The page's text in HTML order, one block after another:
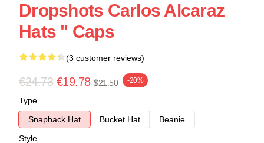
Dropshots Carlos Alcaraz
Hats " Caps
(3 customer reviews)
€24.73 €19.78 $21.50 -20%
Type
Snapback Hat
Bucket Hat
Beanie
Style